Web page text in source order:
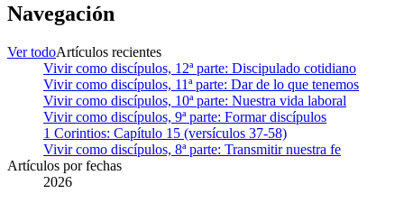
Navegación
Ver todoArtículos recientes
Vivir como discípulos, 12ª parte: Discipulado cotidiano
Vivir como discípulos, 11ª parte: Dar de lo que tenemos
Vivir como discípulos, 10ª parte: Nuestra vida laboral
Vivir como discípulos, 9ª parte: Formar discípulos
1 Corintios: Capítulo 15 (versículos 37-58)
Vivir como discípulos, 8ª parte: Transmitir nuestra fe
Artículos por fechas
2026